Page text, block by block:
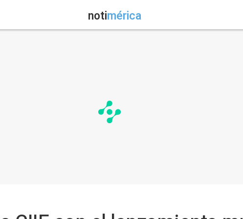
notimérica